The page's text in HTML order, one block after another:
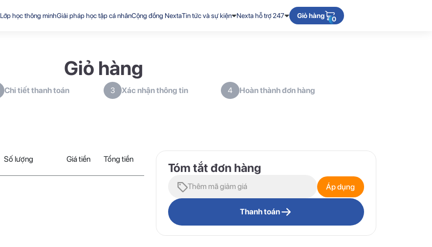
Lớp học thông minhGiải pháp học tập cá nhânCộng đồng NextaTin tức và sự kiện Nexta hỗ trợ 247 Giỏ hàng 0
Giỏ hàng
Chi tiết thanh toán 3 Xác nhận thông tin 4 Hoàn thành đơn hàng
Số lượng Giá tiền Tổng tiền
Tóm tắt đơn hàng
Áp dụng
Thanh toán